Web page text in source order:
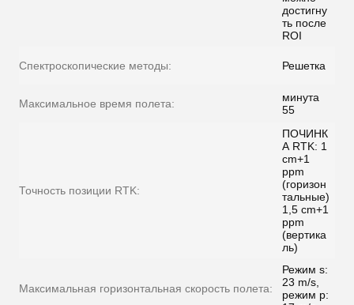
достигну
ть после
ROI
Спектроскопические методы: Решетка
Максимальное время полета:
минута
55
Точность позиции RTK:
ПОЧИНК
А RTK: 1
cm+1
ppm
(горизон
тальные)
1,5 cm+1
ppm
(вертика
ль)
Максимальная горизонтальная скорость полета:
Режим s:
23 m/s,
режим p: